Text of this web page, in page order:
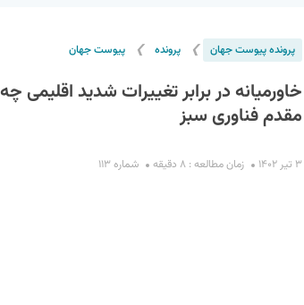
پرونده پیوست جهان ❯ پرونده ❯ پیوست جهان
خاورمیانه در برابر تغییرات شدید اقلیمی
مقدم فناوری سبز
۳ تیر ۱۴۰۲ زمان مطالعه : ۸ دقیقه شماره ۱۱۳